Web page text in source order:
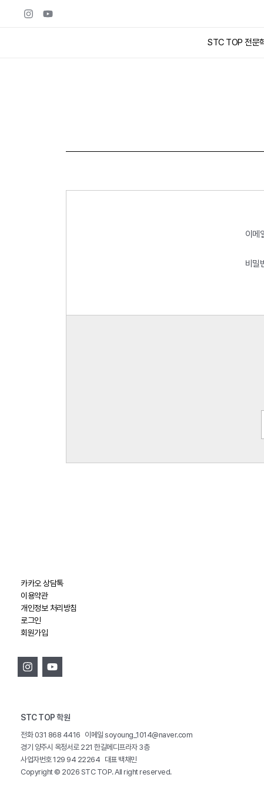
건너뛰기
STC TOP 전문
이메
비밀
카카오 상담톡
이용약관
개인정보 처리방침
로그인
회원가입
STC TOP 학원
전화 031 868 4416 이메일 soyoung_1014@naver.com
경기 양주시 옥정서로 221 한길메디프라자 3층
사업자번호 129 94 22264 대표 백채민
Copyright © 2026 STC TOP. All right reserved.